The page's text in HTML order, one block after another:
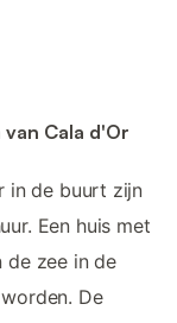
Cala d'Or
in de buurt zijn
Een huis met
de zee in de
De